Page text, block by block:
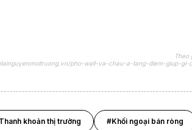
Theo
pho-wall-va-chau-a-tang-diem-giup-
khoản thị trường #Khối ngoại bán ròng